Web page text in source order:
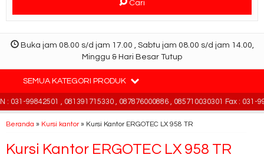
Cari
Buka jam 08.00 s/d jam 17.00 , Sabtu jam 08.00 s/d jam 14.00,
Minggu & Hari Besar Tutup
SEMUA KATEGORI PRODUK
: 031-99842501 , 081391715330 , 087876000886 , 085710030301 Fax : 031-
Beranda » Kursi kantor» Kursi Kantor ERGOTEC LX 958 TR
Kursi Kantor ERGOTEC LX 958 TR